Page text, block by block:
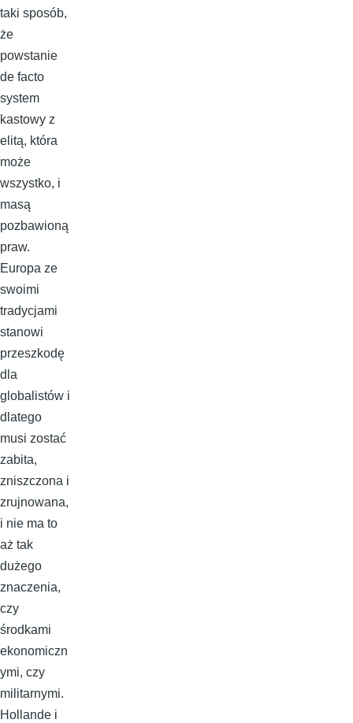
taki sposób,
że
powstanie
de facto
system
kastowy z
elitą, która
może
wszystko, i
masą
pozbawioną
praw.
Europa ze
swoimi
tradycjami
stanowi
przeszkodę
dla
globalistów i
dlatego
musi zostać
zabita,
zniszczona i
zrujnowana,
i nie ma to
aż tak
dużego
znaczenia,
czy
środkami
ekonomiczn
ymi, czy
militarnymi.
Hollande i